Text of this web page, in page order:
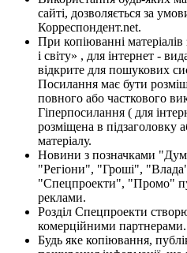
сайті, дозволяється за
Корреспондент.net.
При копіюванні
і світу» , для інтернет -
відкрите для пошукових
Посилання має бути
повного або часткового
Гіперпосилання ( для
розміщена в підзаголовку
матеріалу.
Новини з позначками
"Регіони", "Гроші",
"Спецпроекти", "Промо"
реклами.
Розділ Спецпроекти
комерційними партнерами.
Будь яке копіювання,